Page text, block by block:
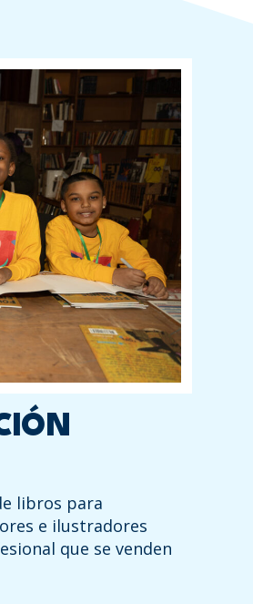
libros para
e ilustradores
que se venden